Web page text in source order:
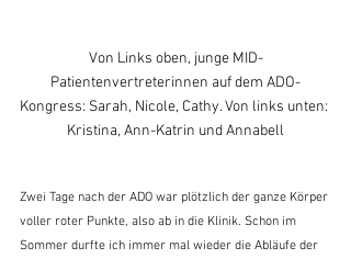
Von Links oben, junge MID-
Patientenvertreterinnen auf dem ADO-
Kongress: Sarah, Nicole, Cathy. Von links unten:
Kristina, Ann-Katrin und Annabell
Zwei Tage nach der ADO war plötzlich der ganze Körper
voller roter Punkte, also ab in die Klinik. Schon im
Sommer durfte ich immer mal wieder die Abläufe der